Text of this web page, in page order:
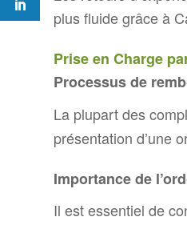
plus fluide grâce à
Prise en Charge
Processus de
La plupart des
présentation d’une
Importance de
Il est essentiel de